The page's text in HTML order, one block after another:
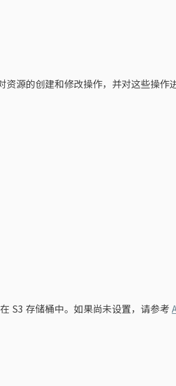
源的创建和修改操作，并对这些操作
S3 存储桶中。如果尚未设置，请参考